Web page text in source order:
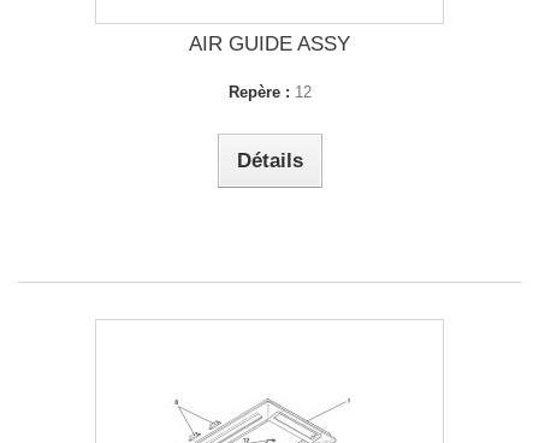
AIR GUIDE ASSY
Repère : 12
Détails